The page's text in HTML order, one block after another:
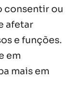
consentir ou
afetar
e funções.
em
mais em